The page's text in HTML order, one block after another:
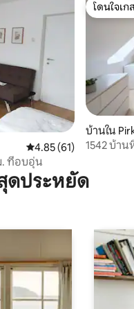
คะแนนเฉลี่ย 4.85 จาก
4.85 (61)
. ที่อบอุ่น
โดนใจเก
โดนใจเก
บ้านใน
1542 บ้าน
ดประหยัด